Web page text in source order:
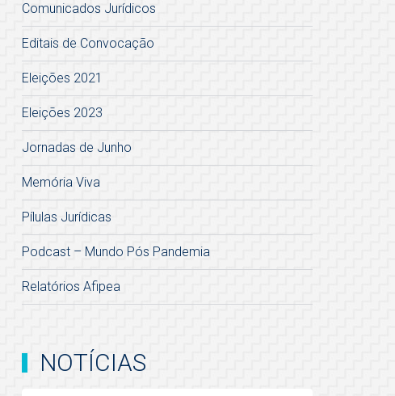
Comunicados Jurídicos
Editais de Convocação
Eleições 2021
Eleições 2023
Jornadas de Junho
Memória Viva
Pílulas Jurídicas
Podcast – Mundo Pós Pandemia
Relatórios Afipea
NOTÍCIAS